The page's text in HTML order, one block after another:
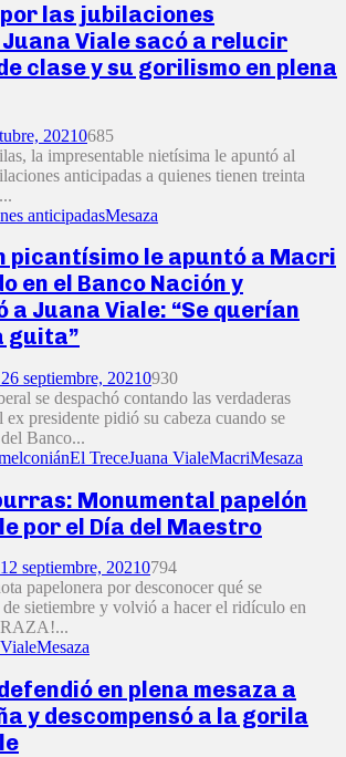
las jubilaciones
Viale sacó a relucir
clase y su gorilismo en plena
20210685
la impresentable nietísima le apuntó al
anticipadas a quienes tienen treinta
anticipadasMesaza
picantísimo le apuntó a Macri
en el Banco Nación y
a Juana Viale: “Se querían
guita”
26 septiembre, 20210930
se despachó contando las verdaderas
ex presidente pidió su cabeza cuando se
Banco...
El TreceJuana VialeMacriMesaza
Monumental papelón
por el Día del Maestro
12 septiembre, 20210794
papelonera por desconocer qué se
de sietiembre y volvió a hacer el ridículo en
Mesaza
en plena mesaza a
y descompensó a la gorila